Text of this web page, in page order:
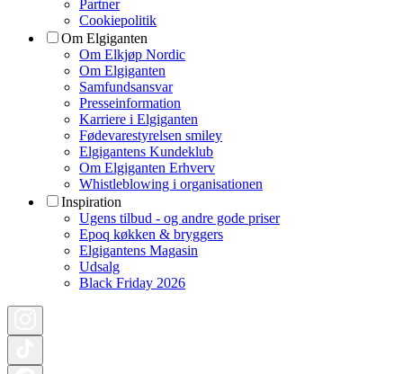
Partner
Cookiepolitik
Om Elgiganten
Om Elkjøp Nordic
Om Elgiganten
Samfundsansvar
Presseinformation
Karriere i Elgiganten
Fødevarestyrelsen smiley
Elgigantens Kundeklub
Om Elgiganten Erhverv
Whistleblowing i organisationen
Inspiration
Ugens tilbud - og andre gode priser
Epoq køkken & bryggers
Elgigantens Magasin
Udsalg
Black Friday 2026